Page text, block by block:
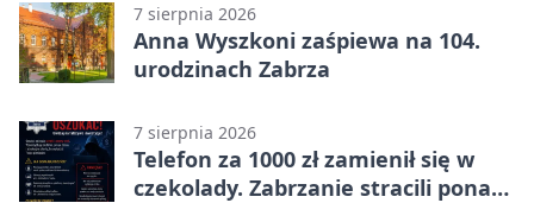
7 sierpnia 2026
Anna Wyszkoni zaśpiewa na 104.
urodzinach Zabrza
7 sierpnia 2026
Telefon za 1000 zł zamienił się w
czekolady. Zabrzanie stracili ponad